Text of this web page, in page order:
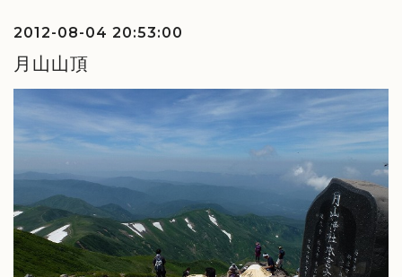
2012-08-04 20:53:00
月山山頂